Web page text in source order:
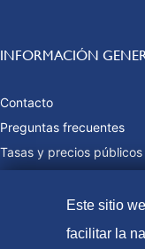
INFORMACIÓN
Contacto
Preguntas frecuentes
Tasas y precios públicos
Este sitio
facilitar la